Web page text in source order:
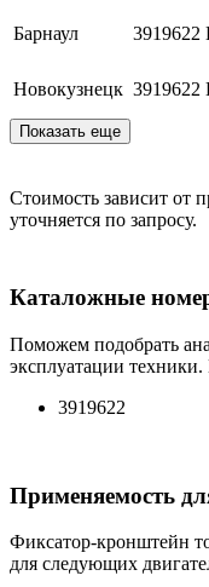
Барнаул 3919622
Новокузнецк 3919622
Показать еще
Стоимость зависит от
уточняется по запросу.
Каталожные
Поможем подобрать
эксплуатации
3919622
Применяемость
Фиксатор-кронштейн
для следующих